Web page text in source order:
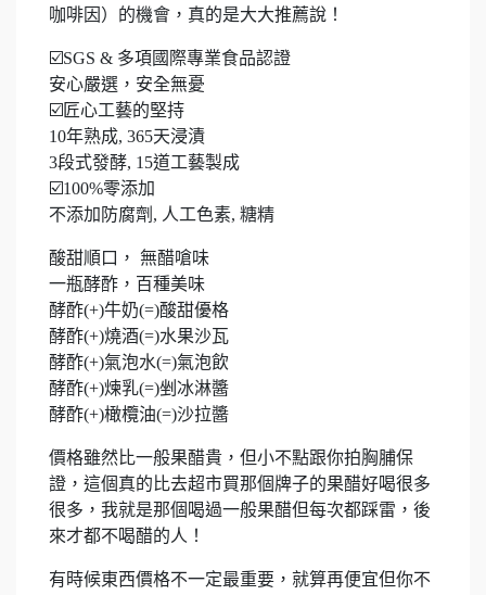
咖啡因）的機會，真的是大大推薦說！
☑️SGS & 多項國際專業食品認證
安心嚴選，安全無憂
☑️匠心工藝的堅持
10年熟成, 365天浸漬
3段式發酵, 15道工藝製成
☑️100%零添加
不添加防腐劑, 人工色素, 糖精
酸甜順口， 無醋嗆味
一瓶酵酢，百種美味
酵酢(+)牛奶(=)酸甜優格
酵酢(+)燒酒(=)水果沙瓦
酵酢(+)氣泡水(=)氣泡飲
酵酢(+)煉乳(=)剉冰淋醬
酵酢(+)橄欖油(=)沙拉醬
價格雖然比一般果醋貴，但小不點跟你拍胸脯保
證，這個真的比去超市買那個牌子的果醋好喝很多
很多，我就是那個喝過一般果醋但每次都踩雷，後
來才都不喝醋的人！
有時候東西價格不一定最重要，就算再便宜但你不